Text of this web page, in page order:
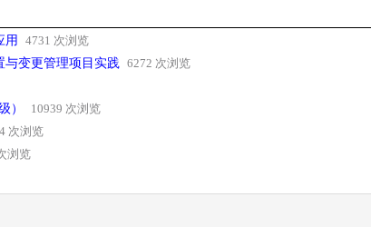
用
4731 次浏览
与变更管理项目实践 6272 次浏览
）
10939 次浏览
次浏览
浏览